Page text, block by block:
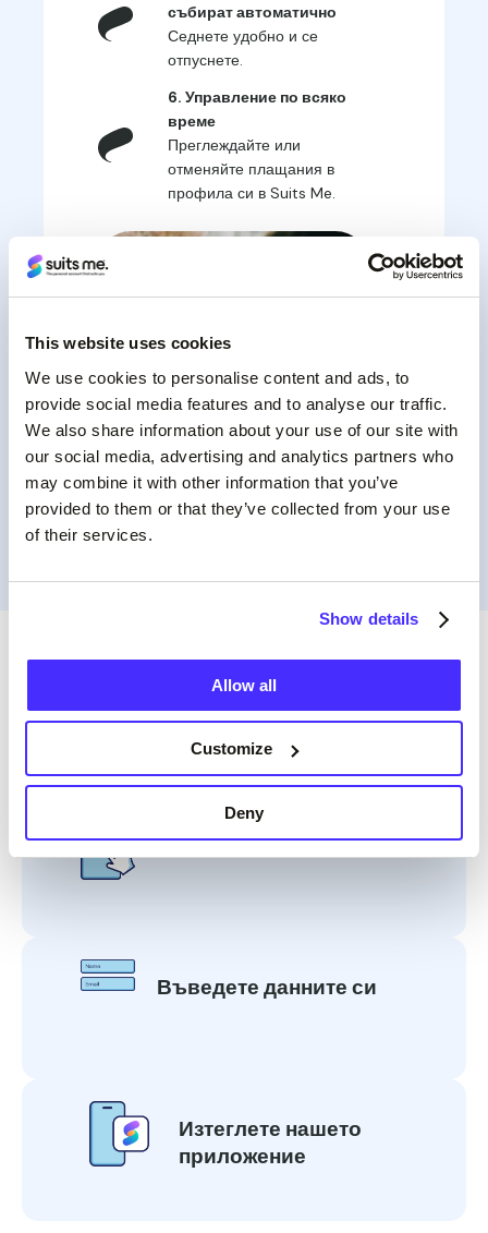
This website uses cookies
We use cookies to personalise content and ads, to
provide social media features and to analyse our traffic.
We also share information about your use of our site with
our social media, advertising and analytics partners who
may combine it with other information that you’ve
provided to them or that they’ve collected from your use
of their services.
Show details
Allow all
Customize
Deny
събират автоматично
Седнете удобно и се
отпуснете.
6. Управление по всяко
време
Преглеждайте или
отменяйте плащания в
профила си в Suits Me.
Все още нямате акаунт в
Suits Me?
Лесно е да отворите сметката си
Въведете данните си
Изтеглете нашето
приложение